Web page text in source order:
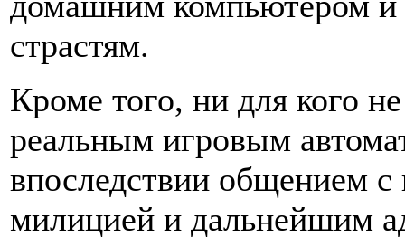
страстям.
Кроме того, ни для кого
реальным игровым
впоследствии общением с
милицией и дальнейшим